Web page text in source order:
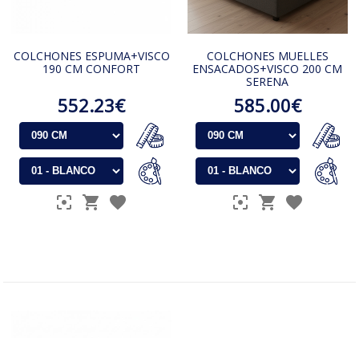
COLCHONES ESPUMA+VISCO
190 CM CONFORT
552.23€
COLCHONES MUELLES
ENSACADOS+VISCO 200 CM
SERENA
585.00€